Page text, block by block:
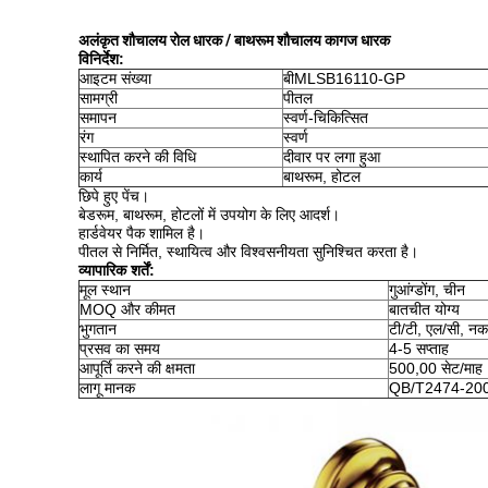
अलंकृत शौचालय रोल धारक / बाथरूम शौचालय कागज धारक
विनिर्देश:
आइटम संख्या
बीMLSB16110-GP
सामग्री
पीतल
समापन
स्वर्ण-चिकित्सित
रंग
स्वर्ण
स्थापित करने की विधि
दीवार पर लगा हुआ
कार्य
बाथरूम, होटल
छिपे हुए पेंच।
बेडरूम, बाथरूम, होटलों में उपयोग के लिए आदर्श।
हार्डवेयर पैक शामिल है।
पीतल से निर्मित, स्थायित्व और विश्वसनीयता सुनिश्चित करता है।
व्यापारिक शर्तें:
मूल स्थान
गुआंग्डोंग, चीन
MOQ और कीमत
बातचीत योग्य
भुगतान
टी/टी, एल/सी,
प्रसव का समय
4-5 सप्ताह
आपूर्ति करने की क्षमता
500,00 सेट/माह
लागू मानक
QB/T2474-